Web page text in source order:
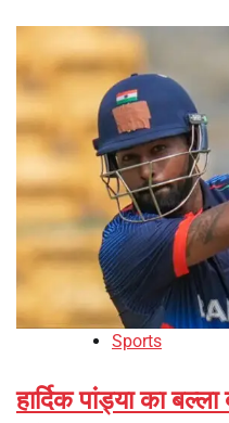
Sports
हार्दिक पांड्या का